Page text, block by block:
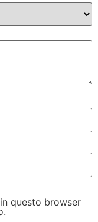
questo browser